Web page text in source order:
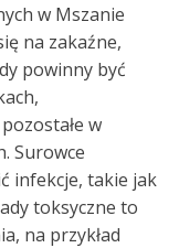
w Mszanie
na zakaźne,
powinny być
w
Surowce
infekcje, takie jak
toksyczne to
na przykład